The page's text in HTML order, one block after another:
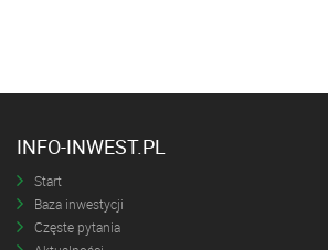
INFO-INWEST.PL
Start
Baza inwestycji
Częste pytania